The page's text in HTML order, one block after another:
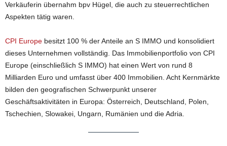
Verkäuferin übernahm bpv Hügel, die auch zu steuerrechtlichen
Aspekten tätig waren.
CPI Europe besitzt 100 % der Anteile an S IMMO und konsolidiert
dieses Unternehmen vollständig. Das Immobilienportfolio von CPI
Europe (einschließlich S IMMO) hat einen Wert von rund 8
Milliarden Euro und umfasst über 400 Immobilien. Acht Kernmärkte
bilden den geografischen Schwerpunkt unserer
Geschäftsaktivitäten in Europa: Österreich, Deutschland, Polen,
Tschechien, Slowakei, Ungarn, Rumänien und die Adria.